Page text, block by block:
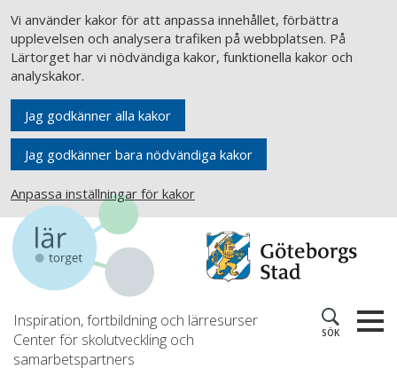
Vi använder kakor för att anpassa innehållet, förbättra
upplevelsen och analysera trafiken på webbplatsen. På
Lärtorget har vi nödvändiga kakor, funktionella kakor och
analyskakor.
Jag godkänner alla kakor
Jag godkänner bara nödvändiga kakor
Anpassa inställningar för kakor
Inspiration, fortbildning och lärresurser
Center för skolutveckling och
samarbetspartners
SÖK